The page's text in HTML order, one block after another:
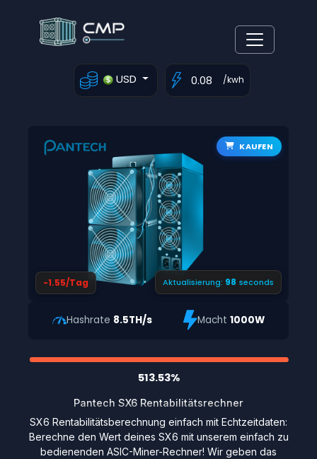
USD /kwh
KAUFEN
-1.55/Tag Aktualisierung: 97 seconds
Hashrate 8.5TH/s Macht 1000W
513.53%
Pantech SX6 Rentabilitätsrechner
SX6 Rentabilitätsberechnung einfach mit Echtzeitdaten:
Berechne den Wert deines SX6 mit unserem einfach zu
bedienenden ASIC-Miner-Rechner! Wir geben das